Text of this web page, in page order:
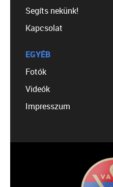
Segíts nekünk!
Kapcsolat
EGYÉB
Fotók
Videók
Impresszum